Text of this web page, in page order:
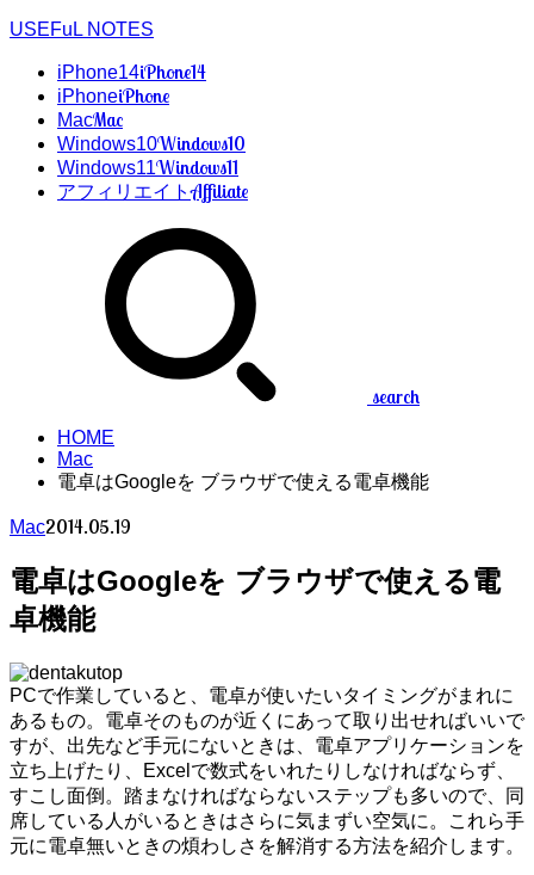
USEFuL NOTES
iPhone14iPhone14
iPhoneiPhone
MacMac
Windows10Windows10
Windows11Windows11
アフィリエイトAffiliate
search
HOME
Mac
電卓はGoogleを ブラウザで使える電卓機能
Mac2014.05.19
電卓はGoogleを ブラウザで使える電
卓機能
PCで作業していると、電卓が使いたいタイミングがまれに
あるもの。電卓そのものが近くにあって取り出せればいいで
すが、出先など手元にないときは、電卓アプリケーションを
立ち上げたり、Excelで数式をいれたりしなければならず、
すこし面倒。踏まなければならないステップも多いので、同
席している人がいるときはさらに気まずい空気に。これら手
元に電卓無いときの煩わしさを解消する方法を紹介します。